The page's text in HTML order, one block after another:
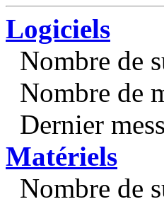
Logiciels
Nombre de
Nombre de
Dernier
Matériels
Nombre de